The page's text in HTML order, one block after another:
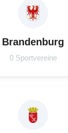
Brandenburg
0 Sportvereine